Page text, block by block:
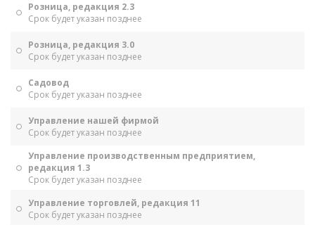
Розница, редакция 2.3
Срок будет указан позднее
Розница, редакция 3.0
Срок будет указан позднее
Садовод
Срок будет указан позднее
Управление нашей фирмой
Срок будет указан позднее
Управление производственным предприятием,
редакция 1.3
Срок будет указан позднее
Управление торговлей, редакция 11
Срок будет указан позднее